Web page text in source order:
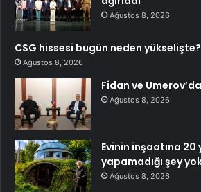
Ağustos 8, 2026
CSG hissesi bugün neden yükselişte?
Ağustos 8, 2026
Fidan ve
Ağustos 8, 2026
Evinin inşaatına 20
yapamadığı şey
Ağustos 8, 2026